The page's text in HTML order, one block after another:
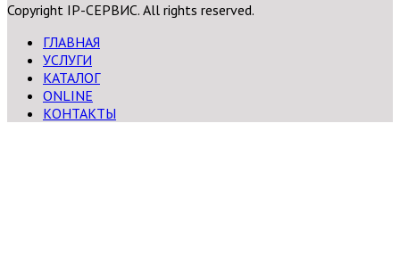
Copyright IP-СЕРВИС. All rights reserved.
ГЛАВНАЯ
УСЛУГИ
КАТАЛОГ
ONLINE
КОНТАКТЫ